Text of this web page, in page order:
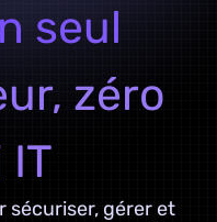
seul
zéro
IT
sécuriser, gérer et